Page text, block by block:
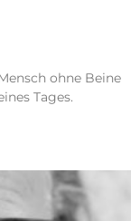
ohne Beine
Tages.